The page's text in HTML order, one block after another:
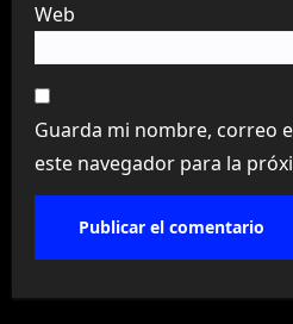
Web
Guarda mi nombre, correo
este navegador para la